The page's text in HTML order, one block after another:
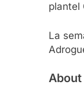
plantel
La